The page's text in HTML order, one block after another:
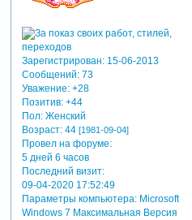
Зарегистрирован: 15-06-2013
Сообщений:73
Уважение: +28
Позитив: +44
Пол:Женский
Возраст:44 [1981-09-04]
Провел на форуме:
5 дней 6 часов
Последний визит:
09-04-2020 17:52:49
Параметры компьютера:Microsoft
Windows 7 Максимальная Версия